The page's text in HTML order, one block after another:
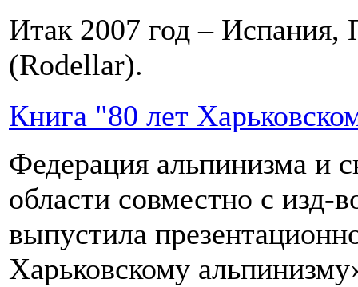
Итак 2007 год – Испания,
(Rodellar).
Книга "80 лет
Федерация альпинизма и
области совместно с изд-
выпустила
Харьковскому